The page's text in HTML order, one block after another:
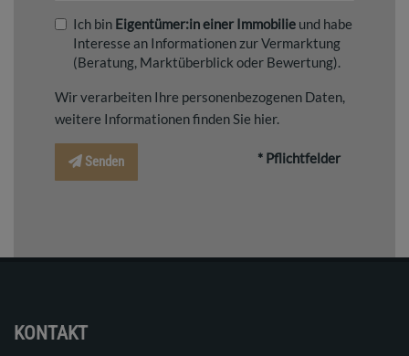
Ich bin Eigentümer:in einer Immobilie und habe
Interesse an Informationen zur Vermarktung
(Beratung, Marktüberblick oder Bewertung).
Wir verarbeiten Ihre personenbezogenen Daten,
weitere Informationen finden Sie hier.
Senden * Pflichtfelder
KONTAKT